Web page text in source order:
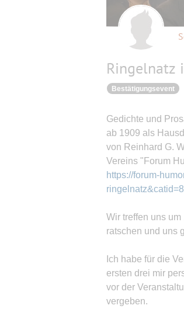
Ringelnatz
Bestätigungsevent
Gedichte und
ab 1909 als
von Reinhard G.
Vereins "Forum
https://forum-
ringelnatz&catid=8
Wir treffen uns
ratschen und uns
Ich habe für die
ersten drei mir
vor der
vergeben.